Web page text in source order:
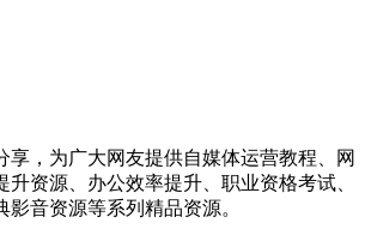
享，为广大网友提供自媒体运营教程、网
升资源、办公效率提升、职业资格考试、
影音资源等系列精品资源。